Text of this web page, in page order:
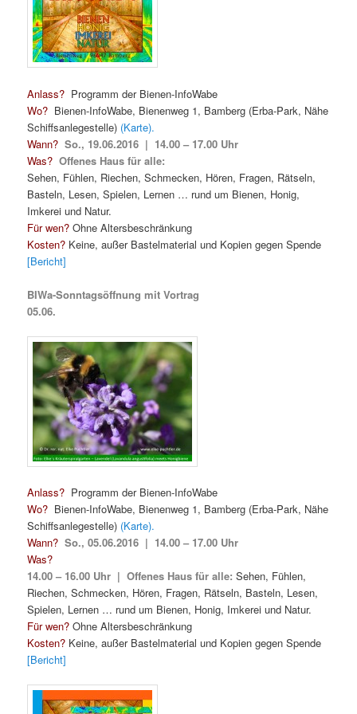
Anlass? Programm der Bienen-InfoWabe
Wo? Bienen-InfoWabe, Bienenweg 1, Bamberg (Erba-Park, Nähe
Schiffsanlegestelle) (Karte).
Wann? So., 19.06.2016 | 14.00 – 17.00 Uhr
Was? Offenes Haus für alle:
Sehen, Fühlen, Riechen, Schmecken, Hören, Fragen, Rätseln,
Basteln, Lesen, Spielen, Lernen … rund um Bienen, Honig,
Imkerei und Natur.
Für wen? Ohne Altersbeschränkung
Kosten? Keine, außer Bastelmaterial und Kopien gegen Spende
[Bericht]
BIWa-Sonntagsöffnung mit Vortrag
05.06.
Anlass? Programm der Bienen-InfoWabe
Wo? Bienen-InfoWabe, Bienenweg 1, Bamberg (Erba-Park, Nähe
Schiffsanlegestelle) (Karte).
Wann? So., 05.06.2016 | 14.00 – 17.00 Uhr
Was?
14.00 – 16.00 Uhr |Offenes Haus für alle: Sehen, Fühlen,
Riechen, Schmecken, Hören, Fragen, Rätseln, Basteln, Lesen,
Spielen, Lernen … rund um Bienen, Honig, Imkerei und Natur.
Für wen? Ohne Altersbeschränkung
Kosten? Keine, außer Bastelmaterial und Kopien gegen Spende
[Bericht]